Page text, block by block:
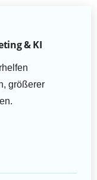
& KI
größerer